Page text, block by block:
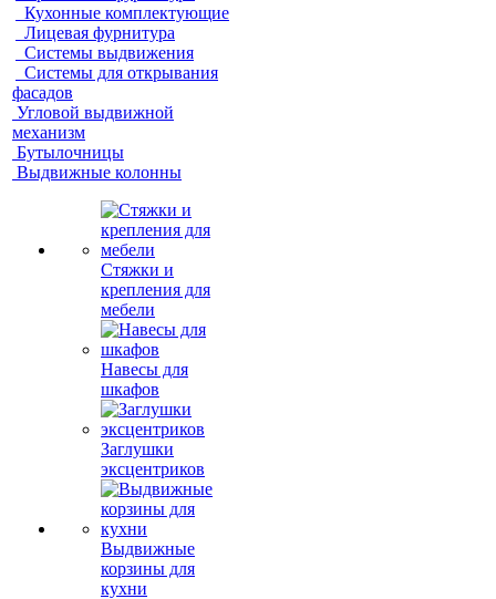
Кухонные комплектующие
Лицевая фурнитура
Системы выдвижения
Системы для открывания
фасадов
Угловой выдвижной
механизм
Бутылочницы
Выдвижные колонны
Стяжки и
крепления для
мебели
Навесы для
шкафов
Заглушки
эксцентриков
Выдвижные
корзины для
кухни